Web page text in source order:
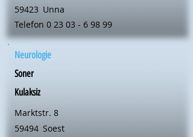
59423 Unna
Telefon 0 23 03 - 6 98 99
Neurologie
Soner
Kulaksiz
Marktstr. 8
59494 Soest